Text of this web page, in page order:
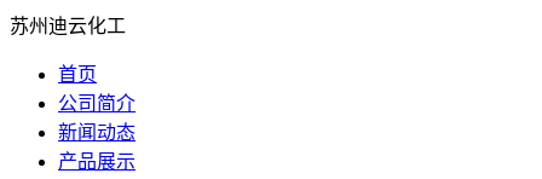
苏州迪云化工
首页
公司简介
新闻动态
产品展示